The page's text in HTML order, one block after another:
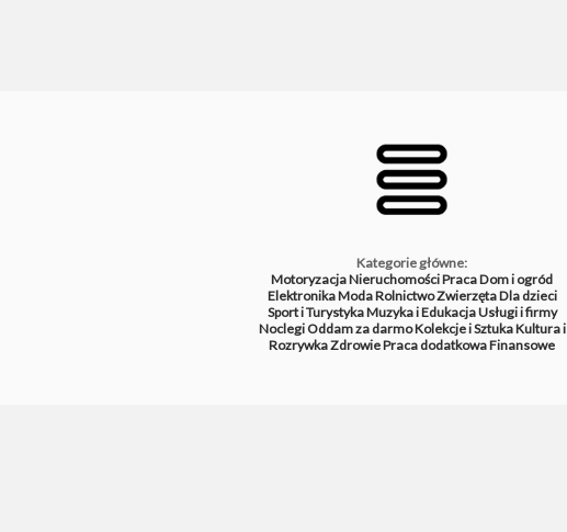
Kategorie główne:
MotoryzacjaNieruchomościPracaDom i ogród
ElektronikaModaRolnictwoZwierzętaDla dzieci
Sport i TurystykaMuzyka i EdukacjaUsługi i firmy
NoclegiOddam za darmoKolekcje i SztukaKultura i
RozrywkaZdrowiePraca dodatkowaFinansowe